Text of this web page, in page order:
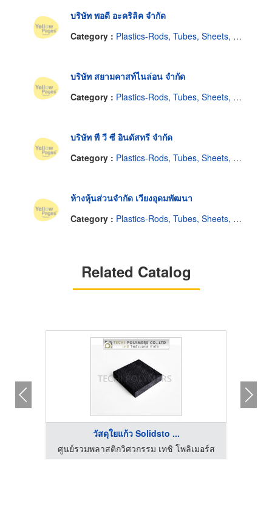
บริษัท พอดี อะคริลิค จำกัด
Category : Plastics-Rods, Tubes, Sheets, Etc, Supply Centers
บริษัท สยามคาสท์ไนล่อน จำกัด
Category : Plastics-Rods, Tubes, Sheets, Etc, Supply Centers
บริษัท พี วี ซี อินดัสทรี จำกัด
Category : Plastics-Rods, Tubes, Sheets, Etc, Supply Centers
ห้างหุ้นส่วนจำกัด เวียงอุดมพัฒนา
Category : Plastics-Rods, Tubes, Sheets, Etc, Supply Centers
Related Catalog
วัสดุใยแก้ว Solidsto ...
ศูนย์รวมพลาสติกวิศวกรรม เทชิ โพลิเมอร์ส